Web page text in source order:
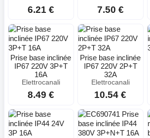
6.21 € 7.50 €
Prise base inclinée
IP67 220V 3P+T
16A
Elettrocanali
8.49 €
Prise base inclinée
IP67 220V 2P+T
32A
Elettrocanali
10.54 €